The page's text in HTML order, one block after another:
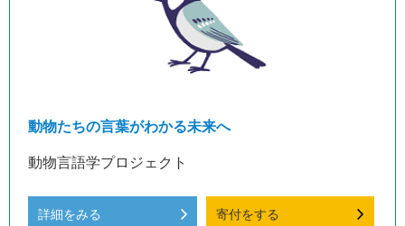
動物たちの言葉がわかる未来へ
動物言語学プロジェクト
詳細をみる 寄付をする